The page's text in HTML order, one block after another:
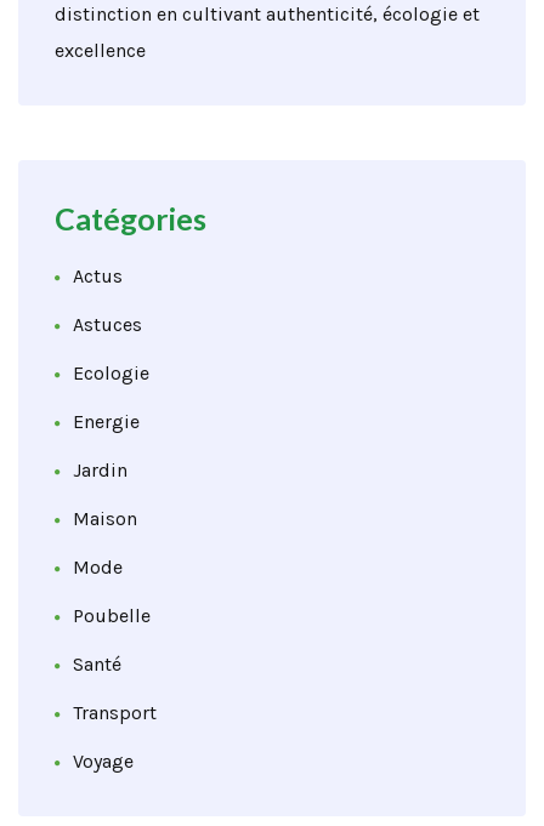
distinction en cultivant authenticité, écologie et
excellence
Catégories
Actus
Astuces
Ecologie
Energie
Jardin
Maison
Mode
Poubelle
Santé
Transport
Voyage